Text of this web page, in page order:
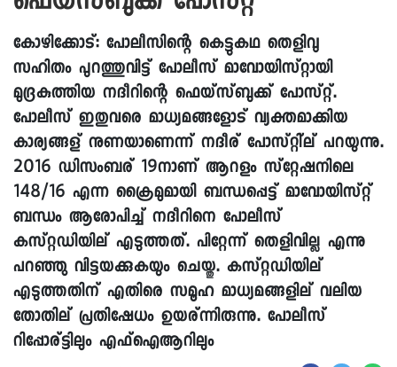
കോഴിക്കോട്: പോലീസിന്റെ കെട്ടുകഥ തെളിവു
സഹിതം പുറത്തുവിട്ട് പോലീസ് മാവോയിസ്റ്റായി
മുദ്രകുത്തിയ നദീറിന്റെ ഫെയ്സ്ബുക്ക് പോസ്റ്റ്.
പോലീസ് ഇതുവരെ മാധ്യമങ്ങളോട് വ്യക്തമാക്കിയ
കാര്യങ്ങള് നുണയാണെന്ന് നദീര് പോസ്റ്റി്ല് പറയുന്നു.
2016 ഡിസംബര് 19നാണ് ആറളം സ്റ്റേഷനിലെ
148/16 എന്ന ക്രൈമുമായി ബന്ധപ്പെട്ട് മാവോയിസ്റ്റ്
ബന്ധം ആരോപിച്ച് നദീറിനെ പോലീസ്
കസ്റ്റഡിയില് എടുത്തത്. പിറ്റേന്ന് തെളിവില്ല എന്നു
പറഞ്ഞു വിട്ടയക്കുകയും ചെയ്തു. കസ്റ്റഡിയില്
എടുത്തതിന് എതിരെ സമൂഹ മാധ്യമങ്ങളില് വലിയ
തോതില് പ്രതിഷേധം ഉയര്ന്നിരുന്നു. പോലീസ്
റിപ്പോര്ട്ടിലും എഫ്ഐആറിലും